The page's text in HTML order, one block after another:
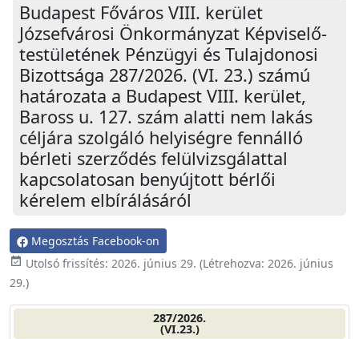
Budapest Főváros VIII. kerület
Józsefvárosi Önkormányzat Képviselő-
testületének Pénzügyi és Tulajdonosi
Bizottsága 287/2026. (VI. 23.) számú
határozata a Budapest VIII. kerület,
Baross u. 127. szám alatti nem lakás
céljára szolgáló helyiségre fennálló
bérleti szerződés felülvizsgálattal
kapcsolatosan benyújtott bérlői
kérelem elbírálásáról
Megosztás Facebook-on
event_available Utolsó frissítés: 2026. június 29. (Létrehozva: 2026. június
29.)
287/2026.
(VI.23.)